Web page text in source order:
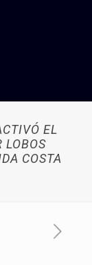
EL
LOBOS
COSTA